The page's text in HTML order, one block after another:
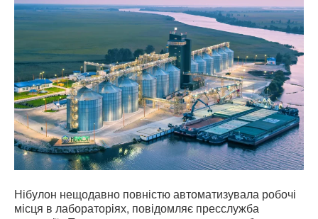
Нібулон нещодавно повністю автоматизувала робочі
місця в лабораторіях, повідомляє пресслужба